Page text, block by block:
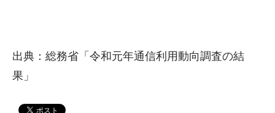
出典：総務省「令和元年通信利用動向調査の結
果」